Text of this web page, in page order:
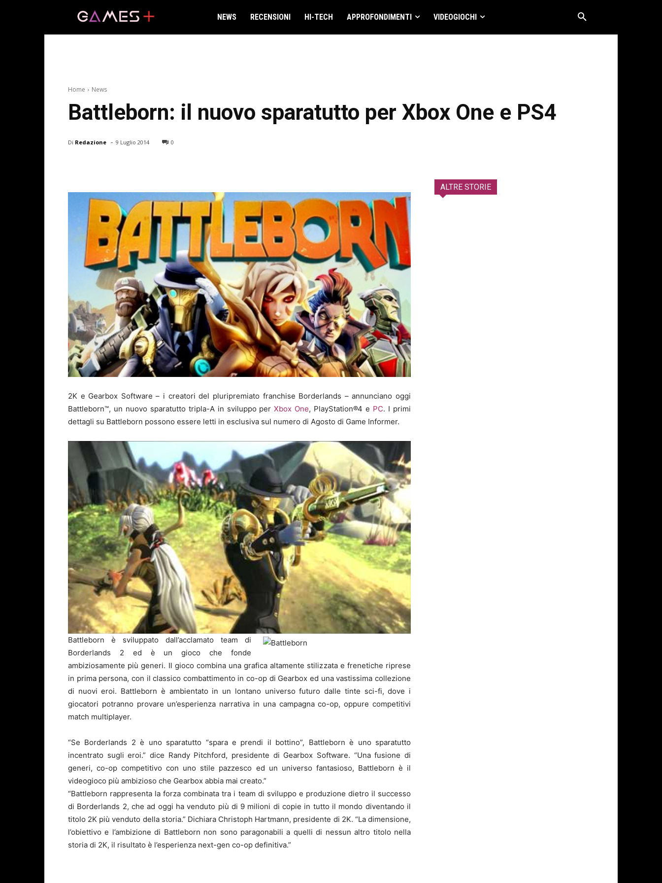
NEWS RECENSIONI HI-TECH APPROFONDIMENTI VIDEOGIOCHI
Home News
Battleborn: il nuovo sparatutto per Xbox One e PS4
Di Redazione - 9 Luglio 2014 0
2K e Gearbox Software – i creatori del pluripremiato franchise Borderlands – annunciano oggi
Battleborn™, un nuovo sparatutto tripla-A in sviluppo perXbox One, PlayStation®4 e PC. I primi
dettagli su Battleborn possono essere letti in esclusiva sul numero di Agosto di Game Informer.
Battleborn è sviluppato dall’acclamato team di
Borderlands 2 ed è un gioco che fonde
ambiziosamente più generi. Il gioco combina una grafica altamente stilizzata e frenetiche riprese
in prima persona, con il classico combattimento in co-op di Gearbox ed una vastissima collezione
di nuovi eroi. Battleborn è ambientato in un lontano universo futuro dalle tinte sci-fi, dove i
giocatori potranno provare un’esperienza narrativa in una campagna co-op, oppure competitivi
match multiplayer.
“Se Borderlands 2 è uno sparatutto “spara e prendi il bottino”, Battleborn è uno sparatutto
incentrato sugli eroi.” dice Randy Pitchford, presidente di Gearbox Software. “Una fusione di
generi, co-op competitivo con uno stile pazzesco ed un universo fantasioso, Battleborn è il
videogioco più ambizioso che Gearbox abbia mai creato.”
“Battleborn rappresenta la forza combinata tra i team di sviluppo e produzione dietro il successo
di Borderlands 2, che ad oggi ha venduto più di 9 milioni di copie in tutto il mondo diventando il
titolo 2K più venduto della storia.” Dichiara Christoph Hartmann, presidente di 2K. “La dimensione,
l’obiettivo e l’ambizione di Battleborn non sono paragonabili a quelli di nessun altro titolo nella
storia di 2K, il risultato è l’esperienza next-gen co-op definitiva.”
ALTRE STORIE